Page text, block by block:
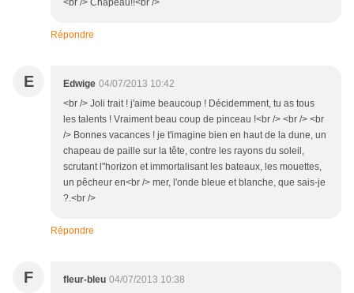
<br /> Chapeau!!<br />
Répondre
E Edwige 04/07/2013 10:42
<br /> Joli trait ! j'aime beaucoup ! Décidemment, tu as tous
les talents ! Vraiment beau coup de pinceau !<br /> <br /> <br
/> Bonnes vacances ! je t'imagine bien en haut de la dune, un
chapeau de paille sur la tête, contre les rayons du soleil,
scrutant l"horizon et immortalisant les bateaux, les mouettes,
un pêcheur en<br /> mer, l'onde bleue et blanche, que sais-je
?.<br />
Répondre
F fleur-bleu 04/07/2013 10:38